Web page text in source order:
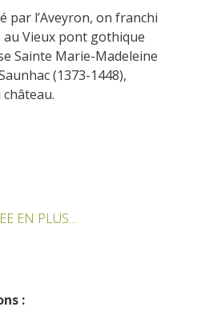
par l’Aveyron, on franchi
Vieux pont gothique
Sainte Marie-Madeleine
(1373-1448),
EN PLUS...
: